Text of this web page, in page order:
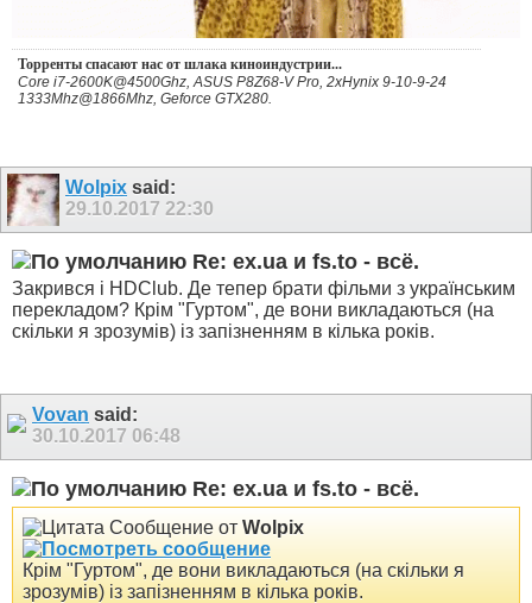
Торренты спасают нас от шлака киноиндустрии...
Core i7-2600K@4500Ghz, ASUS P8Z68-V Pro, 2xHynix 9-10-9-24
1333Mhz@1866Mhz, Geforce GTX280.
Wolpix said:
29.10.2017 22:30
Re: ex.ua и fs.to - всё.
Закрився і HDClub. Де тепер брати фільми з українським
перекладом? Крім "Гуртом", де вони викладаються (на
скільки я зрозумів) із запізненням в кілька років.
Vovan said:
30.10.2017 06:48
Re: ex.ua и fs.to - всё.
Сообщение от Wolpix
Крім "Гуртом", де вони викладаються (на скільки я
зрозумів) із запізненням в кілька років.